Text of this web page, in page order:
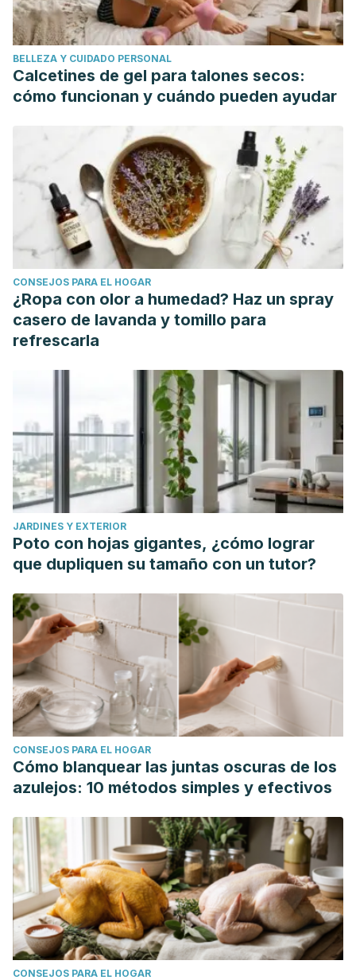
BELLEZA Y CUIDADO PERSONAL
Calcetines de gel para talones secos:
cómo funcionan y cuándo pueden ayudar
CONSEJOS PARA EL HOGAR
¿Ropa con olor a humedad? Haz un spray
casero de lavanda y tomillo para
refrescarla
JARDINES Y EXTERIOR
Poto con hojas gigantes, ¿cómo lograr
que dupliquen su tamaño con un tutor?
CONSEJOS PARA EL HOGAR
Cómo blanquear las juntas oscuras de los
azulejos: 10 métodos simples y efectivos
CONSEJOS PARA EL HOGAR